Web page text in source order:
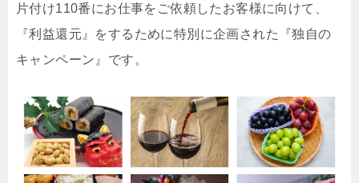
片付け110番にお仕事をご依頼したお客様に向けて、
『利益還元』をするために特別に企画された『独自の
キャンペーン』です。